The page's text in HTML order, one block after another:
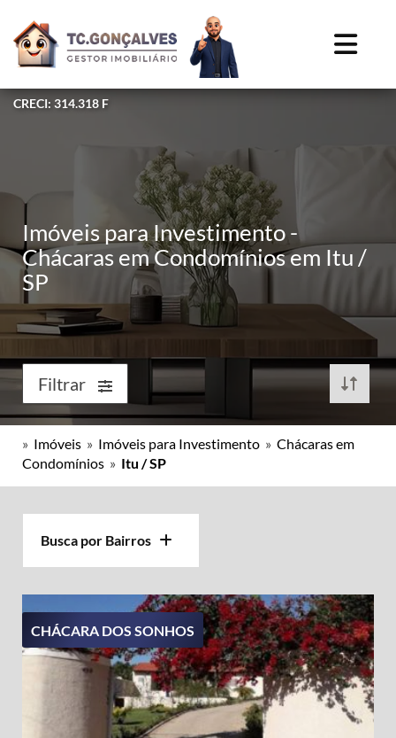
CRECI: 314.318 F
Imóveis para Investimento -
Chácaras em Condomínios em Itu /
SP
Filtrar
» Imóveis » Imóveis para Investimento » Chácaras em
Condomínios » Itu / SP
Busca por Bairros
CHÁCARA DOS SONHOS